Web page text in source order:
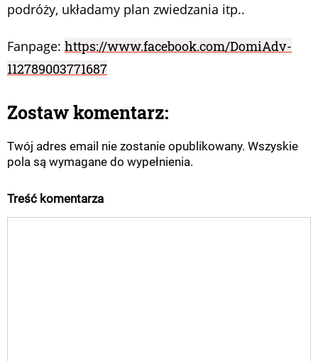
podróży, układamy plan zwiedzania itp..
Fanpage: https://www.facebook.com/DomiAdv-
112789003771687
Zostaw komentarz:
Twój adres email nie zostanie opublikowany. Wszyskie
pola są wymagane do wypełnienia.
Treść komentarza